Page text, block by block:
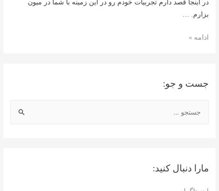
جست و جو:
بمارا دنبال کنید:
در اینجا قصد دارم تجربیات خودم رو در این زمینه با شما در میون
بزارم. …
تافل
آیلتس
ادامه »